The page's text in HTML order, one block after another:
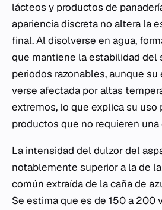
lácteos y productos de
apariencia discreta no altera la
final. Al disolverse en agua,
que mantiene la estabilidad del
periodos razonables, aunque
verse afectada por altas
extremos, lo que explica su uso
productos que no requieren
La intensidad del dulzor del
notablemente superior a la de
común extraída de la caña de
Se estima que es de 150 a 200